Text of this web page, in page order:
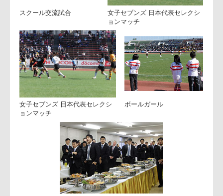
──デュプレアがクイックボールを出す場面が多く、チームに
○ジョーンズGM兼監督
「馴染んでいると思う。練習後必ず３０分は日和佐と一緒に
練習をしています。フーリーの契約が終わった後には、日和
佐は世界のトップ５に入る選手になれると思う。それを目標
にやっています」
──山梨県出身の有賀剛選手と木下選手について。
○ジョーンズGM兼監督
「有賀はふくらはぎの張りがあり痛かったので、リスクが高
まる前に交代した。残念ながら今日は木下を使うことができ
なかったが、すごく若い良い選手である。チームミーティン
グにもかかわらず、耳にテーピングを巻いて来る（笑）。本
当に真剣で真面目な子です」